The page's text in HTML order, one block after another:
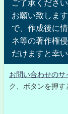
ご了承くださ
お願い致しま
で、作成後に
ネ等の著作権
だけますと幸い
お問い合わせのサ
ク、ボタンを押す